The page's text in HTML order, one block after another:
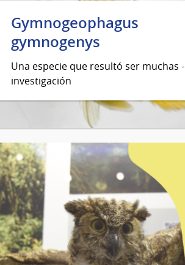
Gymnogeophagus
gymnogenys
Una especie que resultó ser muchas -
investigación